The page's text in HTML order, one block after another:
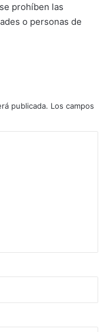
prohíben las
o personas de
publicada. Los campos